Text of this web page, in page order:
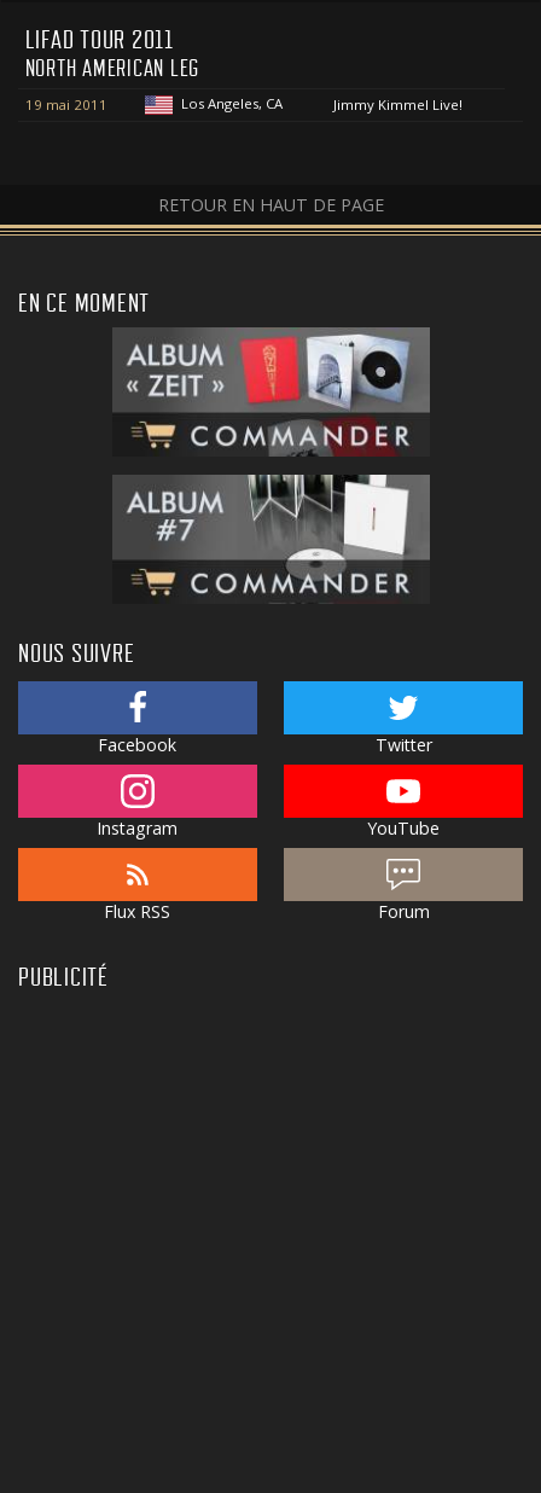
LIFAD TOUR 2011
NORTH AMERICAN LEG
19 mai 2011 Los Angeles, CA Jimmy Kimmel Live!
RETOUR EN HAUT DE PAGE
EN CE MOMENT
NOUS SUIVRE
Facebook Twitter
Instagram YouTube
Flux RSS Forum
PUBLICITÉ